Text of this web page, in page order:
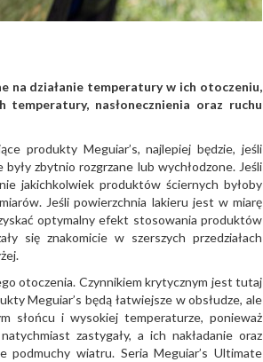
na działanie temperatury w ich otoczeniu,
nasłonecznienia oraz ruchu
produkty Meguiar’s, najlepiej będzie, jeśli
zbytnio rozgrzane lub wychłodzone. Jeśli
jakichkolwiek produktów ściernych byłoby
Jeśli powierzchnia lakieru jest w miarę
optymalny efekt stosowania produktów
się znakomicie w szerszych przedziałach
otoczenia. Czynnikiem krytycznym jest tutaj
Meguiar’s będą łatwiejsze w obsłudze, ale
słońcu i wysokiej temperaturze, ponieważ
zastygały, a ich nakładanie oraz
podmuchy wiatru. Seria Meguiar’s Ultimate